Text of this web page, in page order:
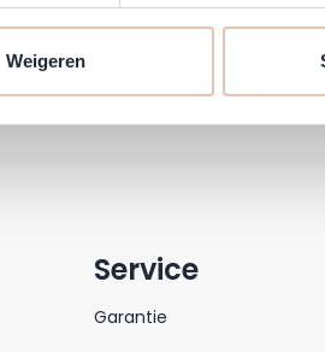
WeigerenMisschien een appje?
Service
Garantie